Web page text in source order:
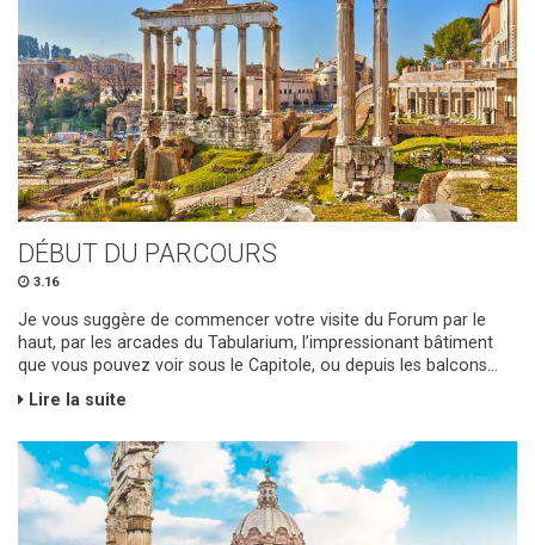
DÉBUT DU PARCOURS
3.16
Je vous suggère de commencer votre visite du Forum par le
haut, par les arcades du Tabularium, l’impressionant bâtiment
que vous pouvez voir sous le Capitole, ou depuis les balcons...
Lire la suite